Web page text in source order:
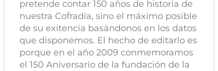
pretende contar 150 años de historia de
nuestra Cofradía, sino el máximo posible
de su exitencia basándonos en los datos
que disponemos. El hecho de editarlo es
porque en el año 2009 conmemoramos
el 150 Aniversario de la fundación de la